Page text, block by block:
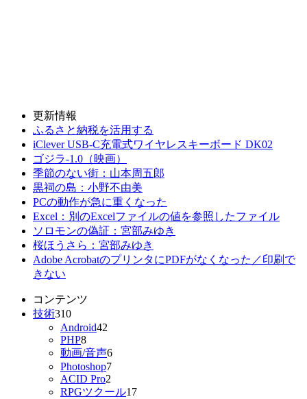
更新情報
ふるさと納税を活用する
iClever USB-C充電式ワイヤレスキーボード DK02
ゴジラ-1.0（映画）
季節のない街：山本周五郎
黒祠の島：小野不由美
PCの動作が急に重くなった
Excel：別のExcelファイルの値を参照したファイル
ソロモンの偽証：宮部みゆき
桜ほうさら：宮部みゆき
Adobe AcrobatのプリンタにPDFがなくなった／印刷で
きない
コンテンツ
技術310
Android42
PHP8
動画/音声6
Photoshop7
ACID Pro2
RPGツクール17